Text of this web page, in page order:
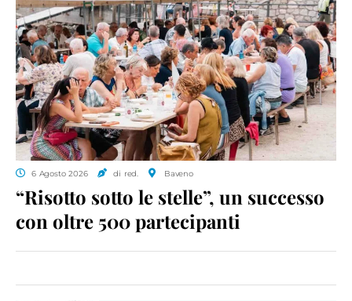
6 Agosto 2026 di red. Baveno
“Risotto sotto le stelle”, un successo
con oltre 500 partecipanti